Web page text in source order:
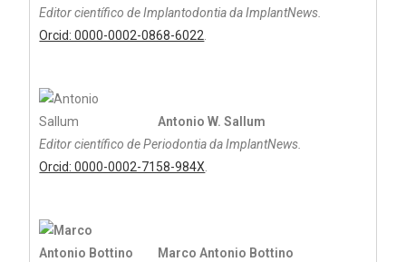
Editor científico de Implantodontia da ImplantNews.
Orcid: 0000-0002-0868-6022
Antonio W. Sallum
Editor científico de Periodontia da ImplantNews.
Orcid: 0000-0002-7158-984X
Marco Antonio Bottino